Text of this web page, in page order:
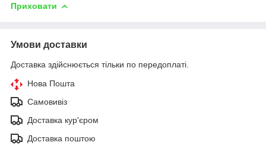
Приховати
Умови доставки
Доставка здійснюється тільки по передоплаті.
Нова Пошта
Самовивіз
Доставка кур'єром
Доставка поштою